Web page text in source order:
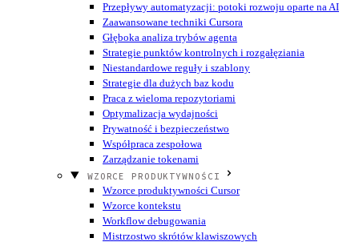
Przepływy automatyzacji: potoki rozwoju oparte na AI
Zaawansowane techniki Cursora
Głęboka analiza trybów agenta
Strategie punktów kontrolnych i rozgałęziania
Niestandardowe reguły i szablony
Strategie dla dużych baz kodu
Praca z wieloma repozytoriami
Optymalizacja wydajności
Prywatność i bezpieczeństwo
Współpraca zespołowa
Zarządzanie tokenami
WZORCE PRODUKTYWNOŚCI
Wzorce produktywności Cursor
Wzorce kontekstu
Workflow debugowania
Mistrzostwo skrótów klawiszowych